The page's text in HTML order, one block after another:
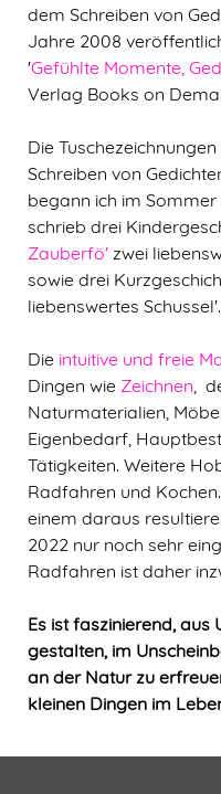
dem Schreiben von
Jahre 2008
'Gefühlte Momente,
Verlag Books on
Die
Schreiben von
begann ich im
schrieb drei
Zauberfö' zwei
sowie drei
liebenswertes Schussel'.
Die intuitive und freie
Dingen wie Zeichnen,
Naturmaterialien,
Eigenbedarf,
Tätigkeiten. Weitere
Radfahren und
einem daraus
2022 nur noch sehr
Radfahren ist daher
Es ist faszinierend, aus
gestalten, im
an der Natur zu
kleinen Dingen im